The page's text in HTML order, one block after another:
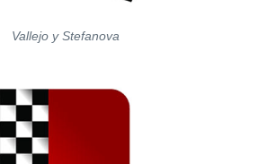
Vallejo y Stefanova